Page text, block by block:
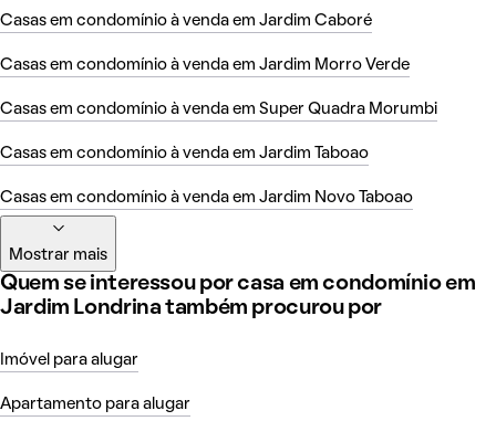
Casas em condomínio à venda em Jardim Caboré
Casas em condomínio à venda em Jardim Morro Verde
Casas em condomínio à venda em Super Quadra Morumbi
Casas em condomínio à venda em Jardim Taboao
Casas em condomínio à venda em Jardim Novo Taboao
Mostrar mais
Quem se interessou por casa em condomínio em
Jardim Londrina também procurou por
Imóvel para alugar
Apartamento para alugar